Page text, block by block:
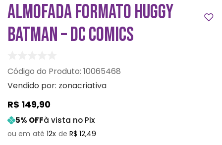
ALMOFADA FORMATO HUGGY
BATMAN – DC COMICS
: 10065468
Vendido por: zonacriativa
R$ 149,90
5% OFFà vista no Pix
12 R$ 12,49